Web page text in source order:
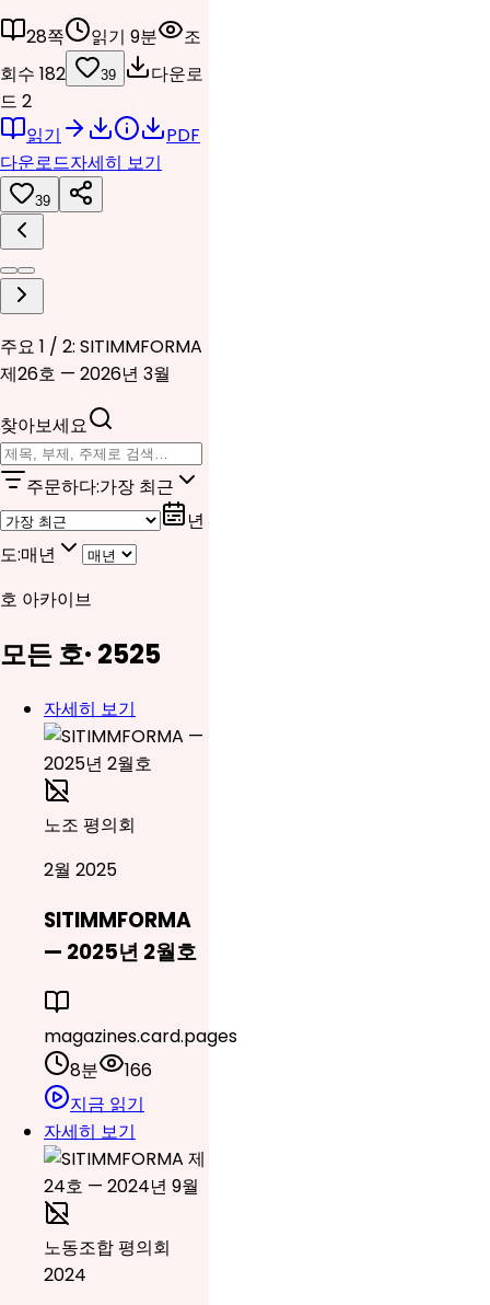
28쪽 읽기 9분
조
회수 182
39
다운로
드 2
읽기
PDF
다운로드자세히 보기
39
주요 1 / 2: SITIMMFORMA
제26호 — 2026년 3월
찾아보세요
주문하다:가장 최근
년
도:매년
호 아카이브
모든 호· 2525
자세히 보기
노조 평의회
2월 2025
SITIMMFORMA
— 2025년 2월호
magazines.card.pages
8분
166
지금 읽기
자세히 보기
노동조합 평의회
2024